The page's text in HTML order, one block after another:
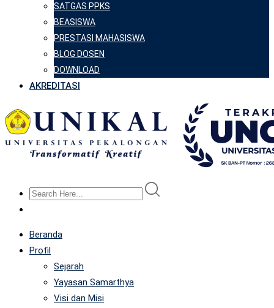
SATGAS PPKS
BEASISWA
PRESTASI MAHASISWA
BLOG DOSEN
DOWNLOAD
AKREDITASI
Beranda
Profil
Sejarah
Yayasan Samarthya
Visi dan Misi